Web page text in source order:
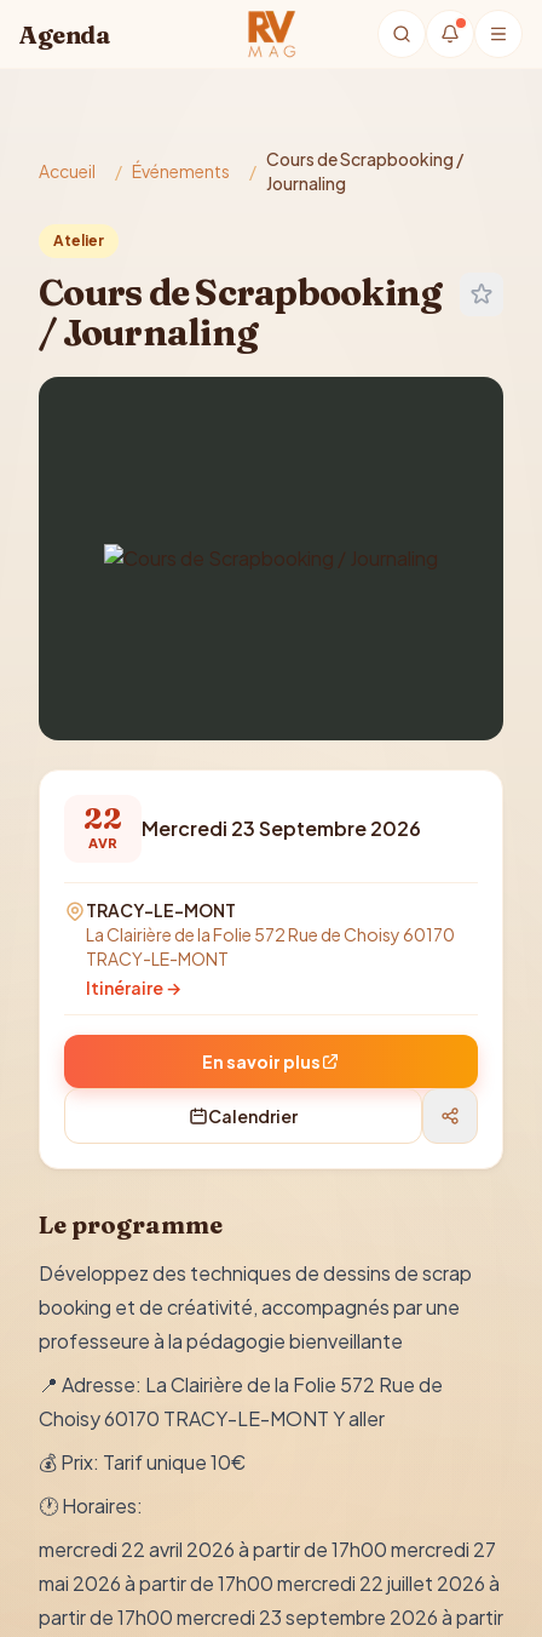
Agenda
Accueil / Événements /
Cours de Scrapbooking /
Journaling
Atelier
Cours de Scrapbooking
/ Journaling
22
AVR
Mercredi 23 Septembre 2026
TRACY-LE-MONT
La Clairière de la Folie 572 Rue de Choisy 60170
TRACY-LE-MONT
Itinéraire →
En savoir plus
Calendrier
Le programme
Développez des techniques de dessins de scrap
booking et de créativité, accompagnés par une
professeure à la pédagogie bienveillante
📍 Adresse: La Clairière de la Folie 572 Rue de
Choisy 60170 TRACY-LE-MONT Y aller
💰 Prix: Tarif unique 10€
🕐 Horaires:
mercredi 22 avril 2026 à partir de 17h00 mercredi 27
mai 2026 à partir de 17h00 mercredi 22 juillet 2026 à
partir de 17h00 mercredi 23 septembre 2026 à partir